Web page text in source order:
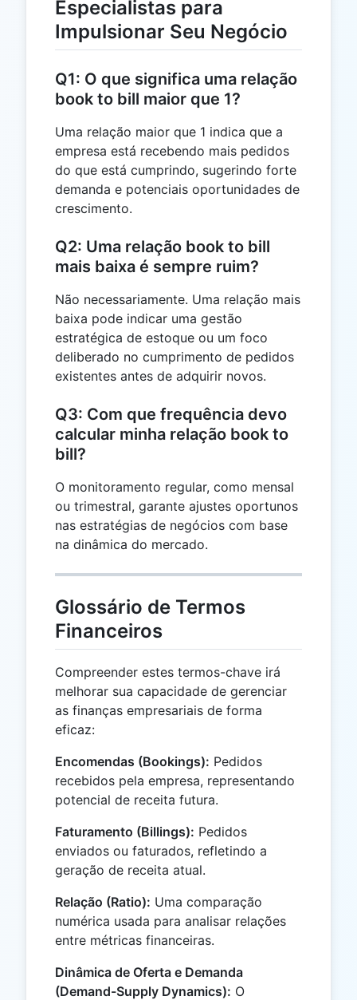
Especialistas para
Impulsionar Seu Negócio
Q1: O que significa uma relação
book to bill maior que 1?
Uma relação maior que 1 indica que a
empresa está recebendo mais pedidos
do que está cumprindo, sugerindo forte
demanda e potenciais oportunidades de
crescimento.
Q2: Uma relação book to bill
mais baixa é sempre ruim?
Não necessariamente. Uma relação mais
baixa pode indicar uma gestão
estratégica de estoque ou um foco
deliberado no cumprimento de pedidos
existentes antes de adquirir novos.
Q3: Com que frequência devo
calcular minha relação book to
bill?
O monitoramento regular, como mensal
ou trimestral, garante ajustes oportunos
nas estratégias de negócios com base
na dinâmica do mercado.
Glossário de Termos
Financeiros
Compreender estes termos-chave irá
melhorar sua capacidade de gerenciar
as finanças empresariais de forma
eficaz:
Encomendas (Bookings): Pedidos
recebidos pela empresa, representando
potencial de receita futura.
Faturamento (Billings): Pedidos
enviados ou faturados, refletindo a
geração de receita atual.
Relação (Ratio): Uma comparação
numérica usada para analisar relações
entre métricas financeiras.
Dinâmica de Oferta e Demanda
(Demand-Supply Dynamics): O